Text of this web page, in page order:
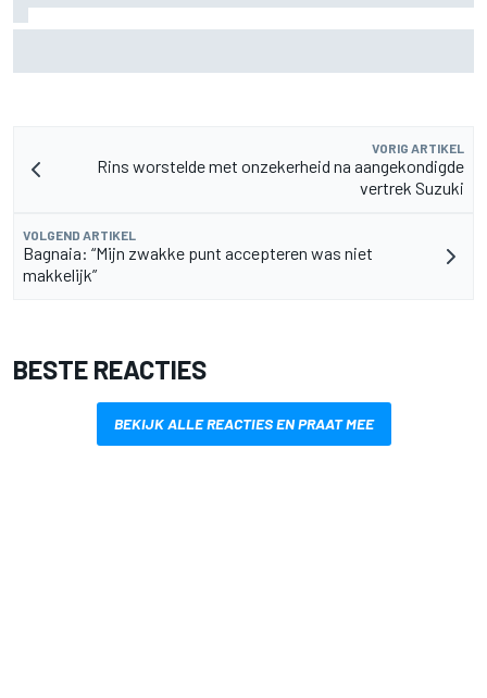
VORIG ARTIKEL
Rins worstelde met onzekerheid na aangekondigde
vertrek Suzuki
VOLGEND ARTIKEL
Bagnaia: “Mijn zwakke punt accepteren was niet
makkelijk”
BESTE REACTIES
BEKIJK ALLE REACTIES EN PRAAT MEE